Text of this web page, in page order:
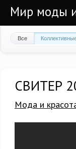
Мир моды
Все
СВИТЕР
Мода и